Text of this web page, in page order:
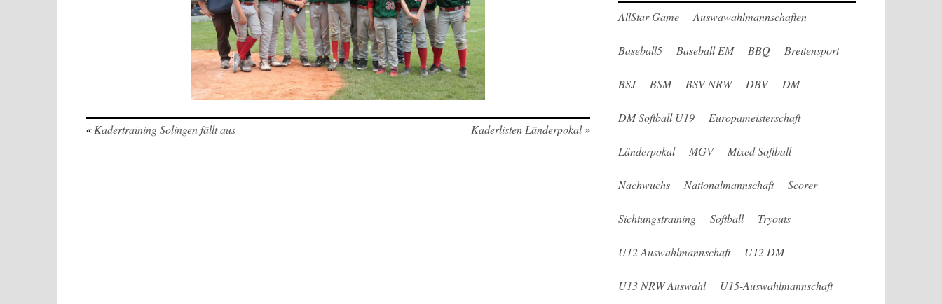
«Kadertraining Solingen fällt aus Kaderlisten Länderpokal»
AllStar Game Auswawahlmannschaften
Baseball5 Baseball EM BBQ Breitensport
BSJ BSM BSV NRW DBV DM
DM Softball U19 Europameisterschaft
Länderpokal MGV Mixed Softball
Nachwuchs Nationalmannschaft Scorer
Sichtungstraining Softball Tryouts
U12 Auswahlmannschaft U12 DM
U13 NRW Auswahl U15-Auswahlmannschaft